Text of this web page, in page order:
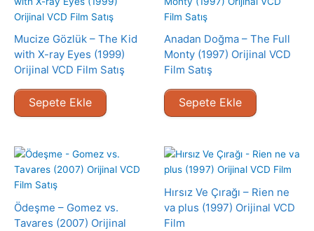
Mucize Gözlük – The Kid
with X-ray Eyes (1999)
Orijinal VCD Film Satış
Sepete Ekle
Anadan Doğma – The Full
Monty (1997) Orijinal VCD
Film Satış
Sepete Ekle
Ödeşme – Gomez vs.
Tavares (2007) Orijinal
Hırsız Ve Çırağı – Rien ne
va plus (1997) Orijinal VCD
Film